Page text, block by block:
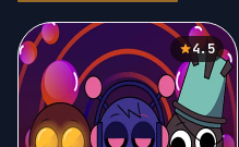
4.5